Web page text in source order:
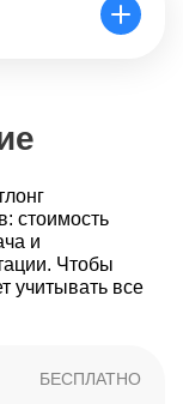
стоимость
и
Чтобы
учитывать все
БЕСПЛАТНО